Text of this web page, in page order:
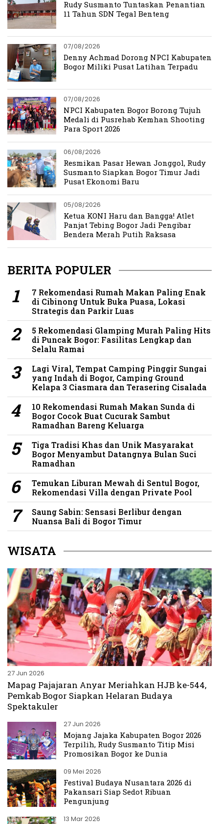
Rudy Susmanto Tuntaskan Penantian
11 Tahun SDN Tegal Benteng
07/08/2026
Denny Achmad Dorong NPCI Kabupaten
Bogor Miliki Pusat Latihan Terpadu
07/08/2026
NPCI Kabupaten Bogor Borong Tujuh
Medali di Pusrehab Kemhan Shooting
Para Sport 2026
06/08/2026
Resmikan Pasar Hewan Jonggol, Rudy
Susmanto Siapkan Bogor Timur Jadi
Pusat Ekonomi Baru
05/08/2026
Ketua KONI Haru dan Bangga! Atlet
Panjat Tebing Bogor Jadi Pengibar
Bendera Merah Putih Raksasa
BERITA POPULER
7 Rekomendasi Rumah Makan Paling Enak
di Cibinong Untuk Buka Puasa, Lokasi
Strategis dan Parkir Luas
5 Rekomendasi Glamping Murah Paling Hits
di Puncak Bogor: Fasilitas Lengkap dan
Selalu Ramai
Lagi Viral, Tempat Camping Pinggir Sungai
yang Indah di Bogor, Camping Ground
Kelapa 3 Ciasmara dan Terasering Cisalada
10 Rekomendasi Rumah Makan Sunda di
Bogor Cocok Buat Cucurak Sambut
Ramadhan Bareng Keluarga
Tiga Tradisi Khas dan Unik Masyarakat
Bogor Menyambut Datangnya Bulan Suci
Ramadhan
Temukan Liburan Mewah di Sentul Bogor,
Rekomendasi Villa dengan Private Pool
Saung Sabin: Sensasi Berlibur dengan
Nuansa Bali di Bogor Timur
WISATA
27 Jun 2026
Mapag Pajajaran Anyar Meriahkan HJB ke-544,
Pemkab Bogor Siapkan Helaran Budaya
Spektakuler
27 Jun 2026
Mojang Jajaka Kabupaten Bogor 2026
Terpilih, Rudy Susmanto Titip Misi
Promosikan Bogor ke Dunia
09 Mei 2026
Festival Budaya Nusantara 2026 di
Pakansari Siap Sedot Ribuan
Pengunjung
13 Mar 2026